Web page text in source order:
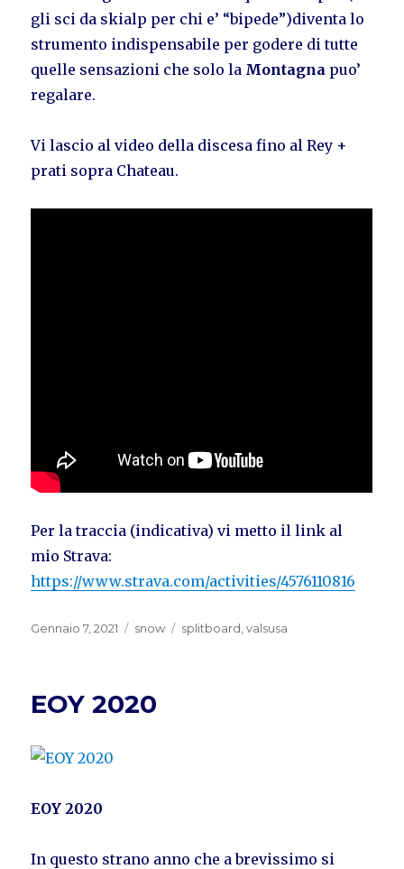
gli sci da skialp per chi e’ “bipede”)diventa lo
strumento indispensabile per godere di tutte
quelle sensazioni che solo la Montagna puo’
regalare.
Vi lascio al video della discesa fino al Rey +
prati sopra Chateau.
Per la traccia (indicativa) vi metto il link al
mio Strava:
https://www.strava.com/activities/4576110816
Pubblicato
Gennaio 7, 2021 Categorie
snow Tag
splitboard ,valsusa
EOY 2020
EOY 2020
In questo strano anno che a brevissimo si